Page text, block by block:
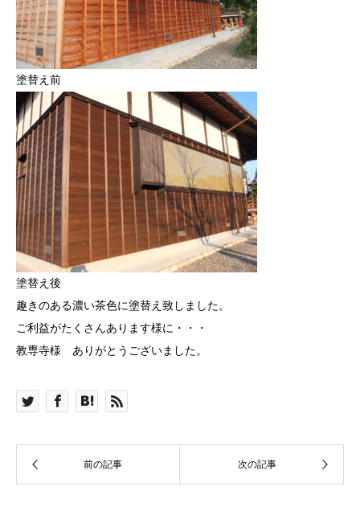
塗替え前
塗替え後
趣きのある濃い茶色に塗替え致しました。
ご利益がたくさんあります様に・・・
教専寺様 ありがとうございました。